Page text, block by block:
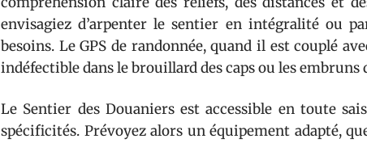
envisagiez d’arpenter le sentier en intégralité ou
besoins. Le GPS de randonnée, quand il est couplé
indéfectible dans le brouillard des caps ou les embruns
Le Sentier des Douaniers est accessible en toute
spécificités. Prévoyez alors un équipement adapté,